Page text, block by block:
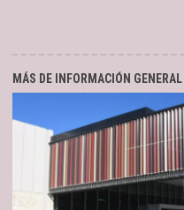
MÁS DE INFORMACIÓN GENERAL